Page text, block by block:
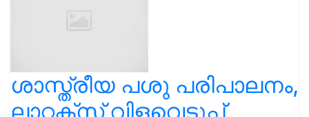
ശാസ്ത്രീയ പശു പരിപാലനം,
ലാറ്റക്സ് വിളവെടുപ്പ്